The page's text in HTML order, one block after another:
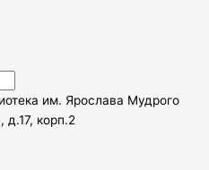
им. Ярослава Мудрого
д.17, корп.2